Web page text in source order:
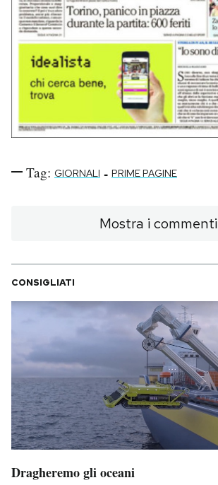
Tag: GIORNALI - PRIME PAGINE
Mostra i commenti
CONSIGLIATI
Dragheremo gli oceani